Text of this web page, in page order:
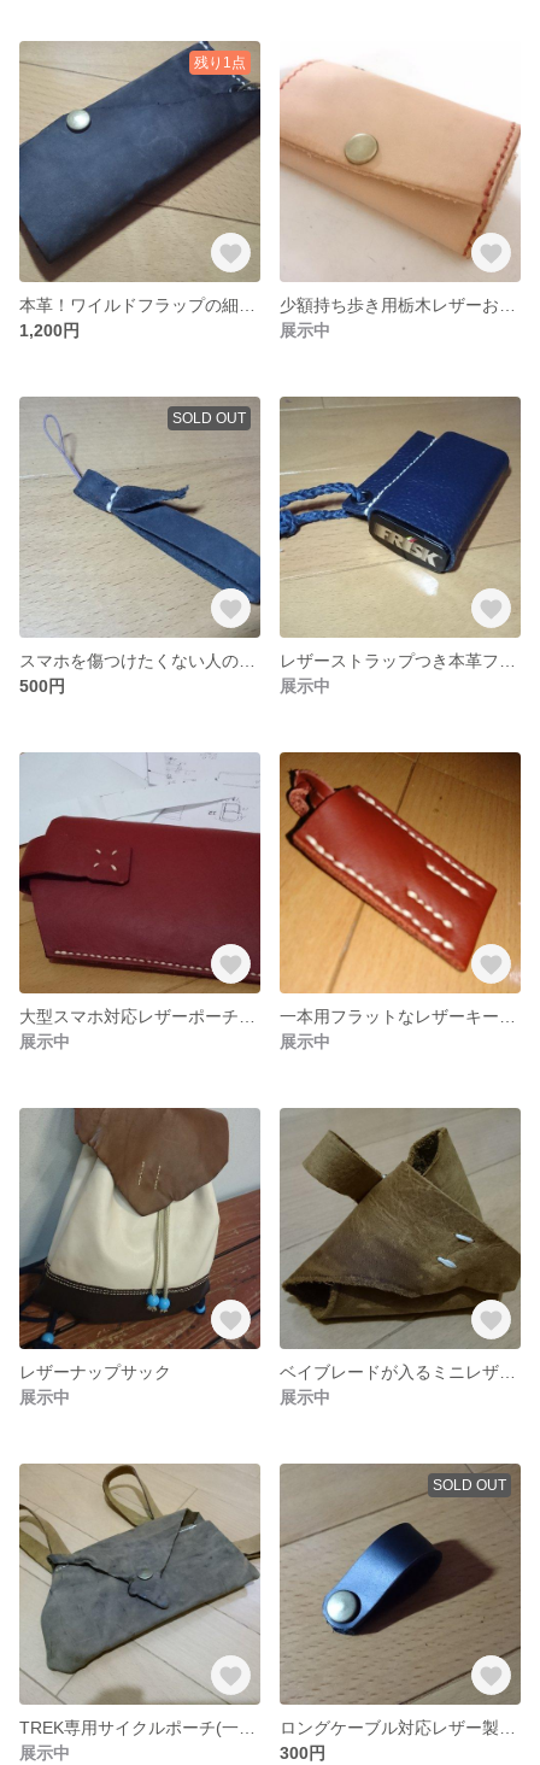
残り1点
1,200円
展示中
SOLD OUT
500円
展示中
展示中
展示中
レザーナップサック
展示中
展示中
展示中
SOLD OUT
300円